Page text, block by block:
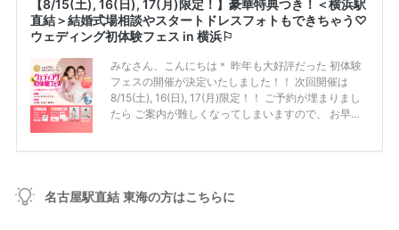
名古屋駅直結 東海の方はこちらに